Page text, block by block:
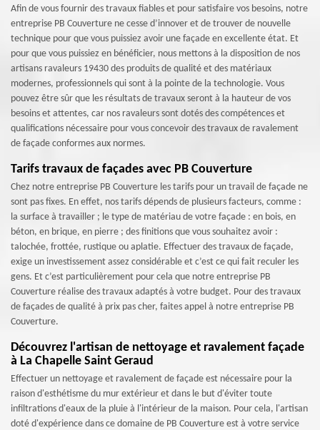
Afin de vous fournir des travaux fiables et pour satisfaire vos besoins, notre
entreprise PB Couverture ne cesse d’innover et de trouver de nouvelle
technique pour que vous puissiez avoir une façade en excellente état. Et
pour que vous puissiez en bénéficier, nous mettons à la disposition de nos
artisans ravaleurs 19430 des produits de qualité et des matériaux
modernes, professionnels qui sont à la pointe de la technologie. Vous
pouvez être sûr que les résultats de travaux seront à la hauteur de vos
besoins et attentes, car nos ravaleurs sont dotés des compétences et
qualifications nécessaire pour vous concevoir des travaux de ravalement
de façade conformes aux normes.
Tarifs travaux de façades avec PB Couverture
Chez notre entreprise PB Couverture les tarifs pour un travail de façade ne
sont pas fixes. En effet, nos tarifs dépends de plusieurs facteurs, comme :
la surface à travailler ; le type de matériau de votre façade : en bois, en
béton, en brique, en pierre ; des finitions que vous souhaitez avoir :
talochée, frottée, rustique ou aplatie. Effectuer des travaux de façade,
exige un investissement assez considérable et c’est ce qui fait reculer les
gens. Et c’est particulièrement pour cela que notre entreprise PB
Couverture réalise des travaux adaptés à votre budget. Pour des travaux
de façades de qualité à prix pas cher, faites appel à notre entreprise PB
Couverture.
Découvrez l'artisan de nettoyage et ravalement façade
à La Chapelle Saint Geraud
Effectuer un nettoyage et ravalement de façade est nécessaire pour la
raison d'esthétisme du mur extérieur et dans le but d'éviter toute
infiltrations d'eaux de la pluie à l'intérieur de la maison. Pour cela, l'artisan
doté d'expérience dans ce domaine de PB Couverture est à votre service